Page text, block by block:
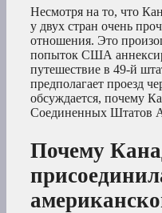
Несмотря на то, что
у двух стран очень
отношения. Это
попыток США
путешествие в 49-й
предполагает проезд
обсуждается, почему
Соединенных Штатов
Почему